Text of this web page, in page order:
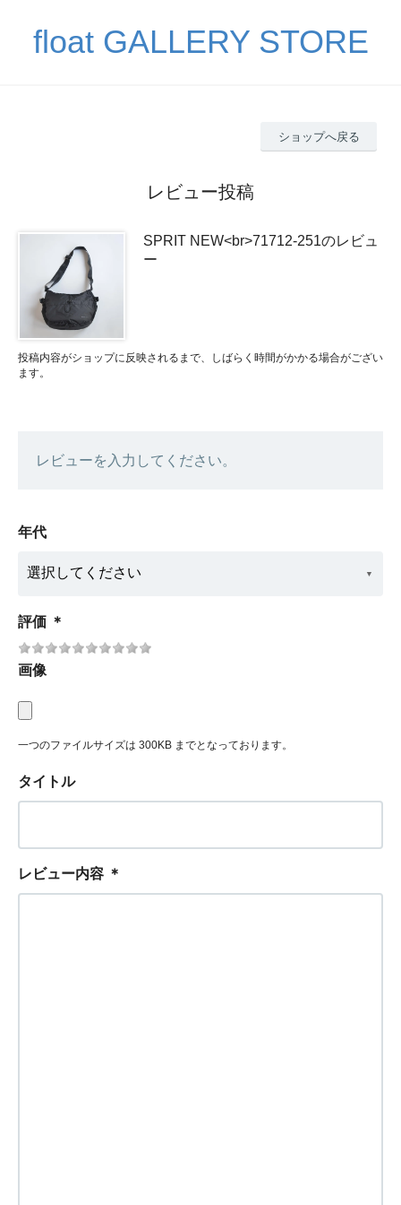
float GALLERY STORE
ショップへ戻る
レビュー投稿
SPRIT NEW<br>71712-251のレビュ
ー
投稿内容がショップに反映されるまで、しばらく時間がかかる場合がござい
ます。
レビューを入力してください。
年代
評価 ＊
画像
一つのファイルサイズは 300KB までとなっております。
タイトル
レビュー内容 ＊